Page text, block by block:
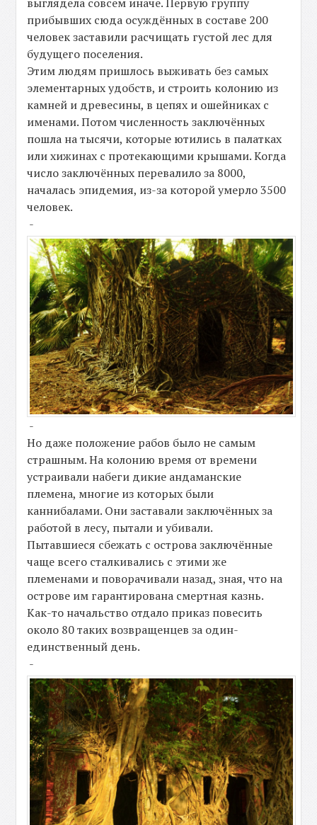
прибывших сюда осуждённых в составе 200
человек заставили расчищать густой лес для
будущего поселения.
Этим людям пришлось выживать без самых
элементарных удобств, и строить колонию из
камней и древесины, в цепях и ошейниках с
именами. Потом численность заключённых
пошла на тысячи, которые ютились в палатках
или хижинах с протекающими крышами. Когда
число заключённых перевалило за 8000,
началась эпидемия, из-за которой умерло 3500
человек.
-
-
Но даже положение рабов было не самым
страшным. На колонию время от времени
устраивали набеги дикие андаманские
племена, многие из которых были
каннибалами. Они заставали заключённых за
работой в лесу, пытали и убивали.
Пытавшиеся сбежать с острова заключённые
чаще всего сталкивались с этими же
племенами и поворачивали назад, зная, что на
острове им гарантирована смертная казнь.
Как-то начальство отдало приказ повесить
около 80 таких возвращенцев за один-
единственный день.
-